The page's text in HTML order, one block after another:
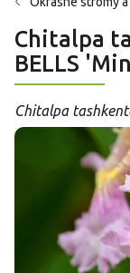
Chitalpa
BELLS
Chitalpa